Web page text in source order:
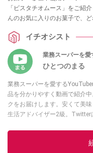
「ピスタチオムース」をご紹
んのお気に入りのお菓子で、
イチオシスト
業務スーパーを
ひとつのまる
業務スーパーを愛する
品を分かりやすく動画で紹介
クをお届けします。安くて美
生活アドバイザー2級。Twitter